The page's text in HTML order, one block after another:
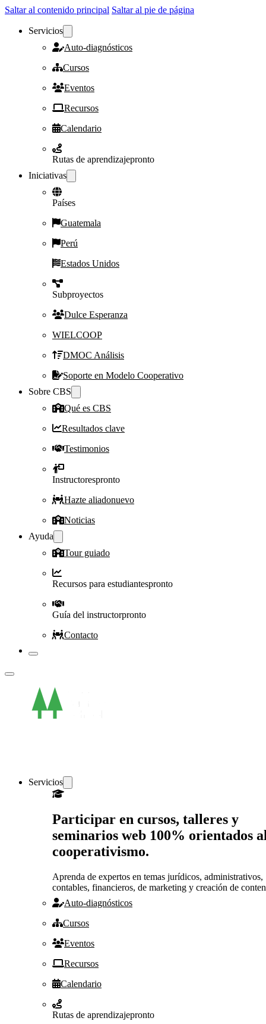
Saltar al contenido principal Saltar al pie de página
Servicios
Auto-diagnósticos
Cursos
Eventos
Recursos
Calendario
Rutas de aprendizajepronto
Iniciativas
Países
Guatemala
Perú
Estados Unidos
Subproyectos
Dulce Esperanza
WIELCOOP
DMOC Análisis
Soporte en Modelo Cooperativo
Sobre CBS
Qué es CBS
Resultados clave
Testimonios
Instructorespronto
Hazte aliadonuevo
Noticias
Ayuda
Tour guiado
Recursos para estudiantespronto
Guía del instructorpronto
Contacto
Servicios
Participar en cursos, talleres y
seminarios web 100% orientados
cooperativismo.
Aprenda de expertos en temas jurídicos, administrativos,
contables, financieros, de marketing y creación de
Auto-diagnósticos
Cursos
Eventos
Recursos
Calendario
Rutas de aprendizajepronto